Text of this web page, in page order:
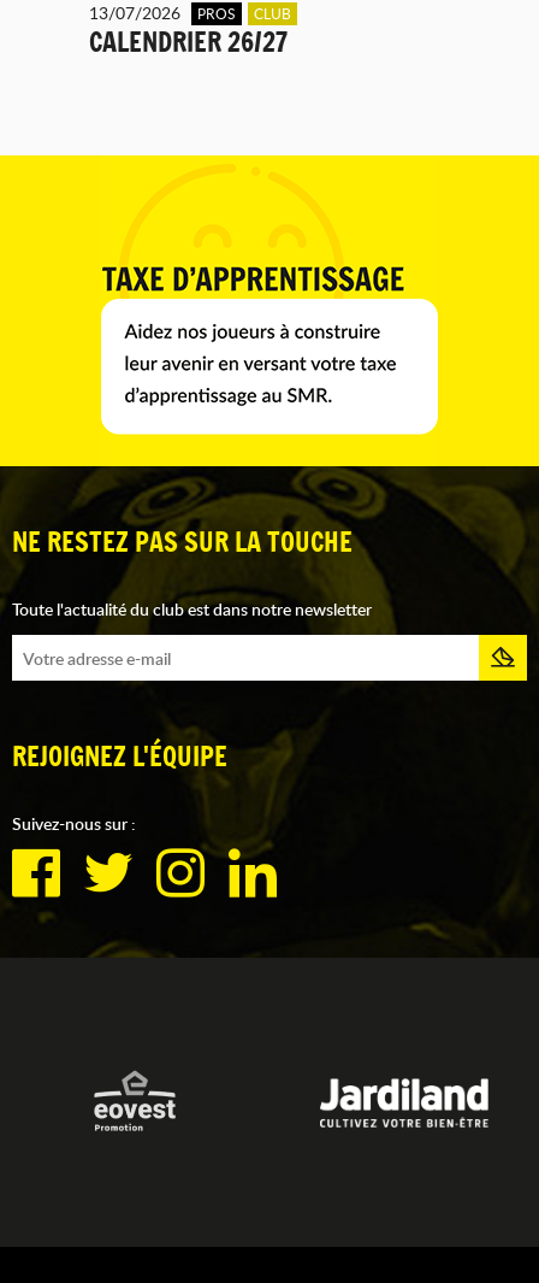
13/07/2026 PROS CLUB
CALENDRIER 26/27
NE RESTEZ PAS SUR LA TOUCHE
Toute l'actualité du club est dans notre newsletter
REJOIGNEZ L'ÉQUIPE
Suivez-nous sur :